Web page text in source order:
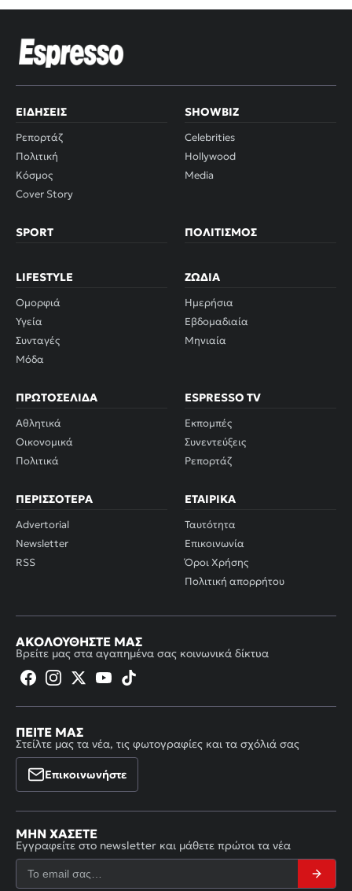
ΕΙΔΉΣΕΙΣ
Ρεπορτάζ
Πολιτική
Κόσμος
Cover Story
SHOWBIZ
Celebrities
Hollywood
Media
SPORT ΠΟΛΙΤΙΣΜΌΣ
LIFESTYLE
Ομορφιά
Υγεία
Συνταγές
Μόδα
ΖΏΔΙΑ
Ημερήσια
Εβδομαδιαία
Μηνιαία
ΠΡΩΤΟΣΈΛΙΔΑ
Αθλητικά
Οικονομικά
Πολιτικά
ESPRESSO TV
Εκπομπές
Συνεντεύξεις
Ρεπορτάζ
ΠΕΡΙΣΣΌΤΕΡΑ
Advertorial
Newsletter
RSS
ΕΤΑΙΡΙΚΆ
Ταυτότητα
Επικοινωνία
Όροι Χρήσης
Πολιτική απορρήτου
ΑΚΟΛΟΥΘΉΣΤΕ ΜΑΣ
Βρείτε μας στα αγαπημένα σας κοινωνικά δίκτυα
ΠΕΊΤΕ ΜΑΣ
Στείλτε μας τα νέα, τις φωτογραφίες και τα σχόλιά σας
Επικοινωνήστε
ΜΗΝ ΧΆΣΕΤΕ
Εγγραφείτε στο newsletter και μάθετε πρώτοι τα νέα